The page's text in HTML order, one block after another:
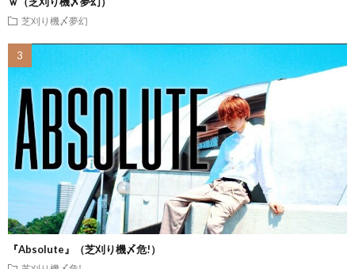
芝刈り機〆夢幻
『Absolute』（芝刈り機〆危!）